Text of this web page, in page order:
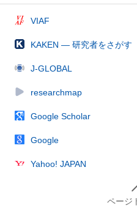
VIAF
KAKEN — 研究者をさがす
J-GLOBAL
researchmap
Google Scholar
Google
Yahoo! JAPAN
ページ